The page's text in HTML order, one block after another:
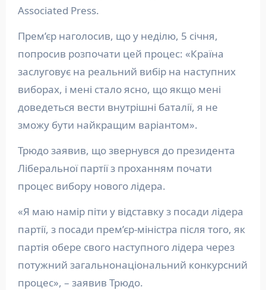
Associated Press.
Прем’єр наголосив, що у неділю, 5 січня,
попросив розпочати цей процес: «Країна
заслуговує на реальний вибір на наступних
виборах, і мені стало ясно, що якщо мені
доведеться вести внутрішні баталії, я не
зможу бути найкращим варіантом».
Трюдо заявив, що звернувся до президента
Ліберальної партії з проханням почати
процес вибору нового лідера.
«Я маю намір піти у відставку з посади лідера
партії, з посади прем’єр-міністра після того, як
партія обере свого наступного лідера через
потужний загальнонаціональний конкурсний
процес», – заявив Трюдо.